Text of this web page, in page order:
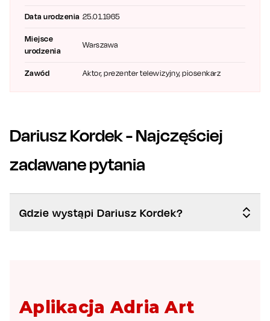
Data urodzenia 25.01.1965
Miejsce
urodzenia
Warszawa
Zawód Aktor, prezenter telewizyjny, piosenkarz
Dariusz Kordek- Najczęściej
zadawane pytania
Gdzie wystąpi Dariusz Kordek?
Aplikacja Adria Art